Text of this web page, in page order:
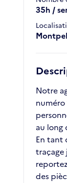
35h /
Notre
numéro
au long
En tant
traçage
des